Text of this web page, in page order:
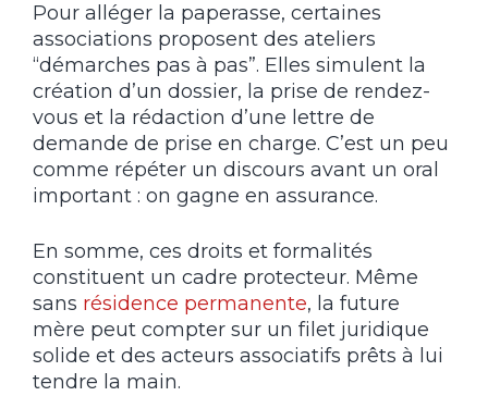
Pour alléger la paperasse, certaines
associations proposent des ateliers
“démarches pas à pas”. Elles simulent la
création d’un dossier, la prise de rendez-
vous et la rédaction d’une lettre de
demande de prise en charge. C’est un peu
comme répéter un discours avant un oral
important : on gagne en assurance.
En somme, ces droits et formalités
constituent un cadre protecteur. Même
sans résidence permanente, la future
mère peut compter sur un filet juridique
solide et des acteurs associatifs prêts à lui
tendre la main.